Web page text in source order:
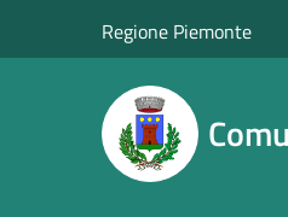
Regione Piemonte